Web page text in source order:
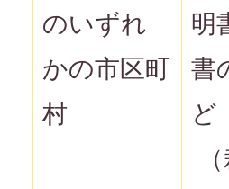
のいずれ
かの市区町
村
明
書
ど